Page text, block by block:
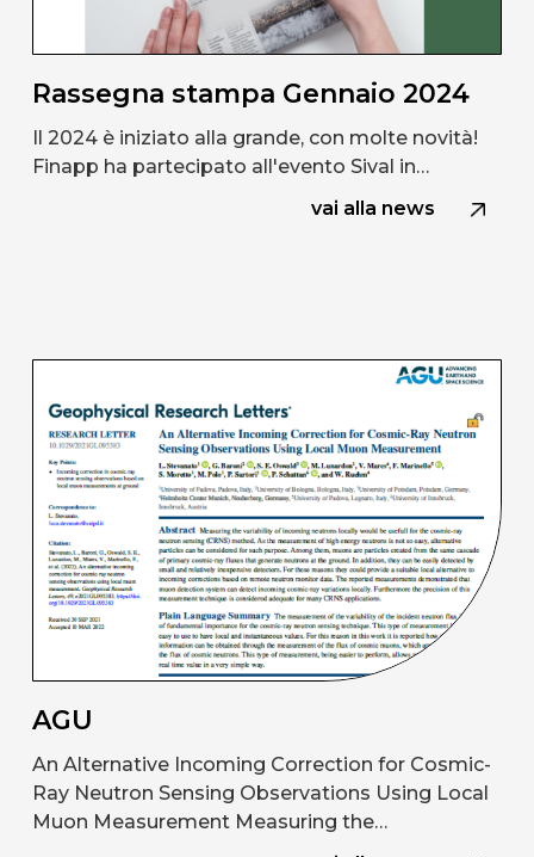
Rassegna stampa Gennaio 2024
Il 2024 è iniziato alla grande, con molte novità!
Finapp ha partecipato all'evento Sival in…
vai alla news
AGU
An Alternative Incoming Correction for Cosmic-
Ray Neutron Sensing Observations Using Local
Muon Measurement Measuring the…